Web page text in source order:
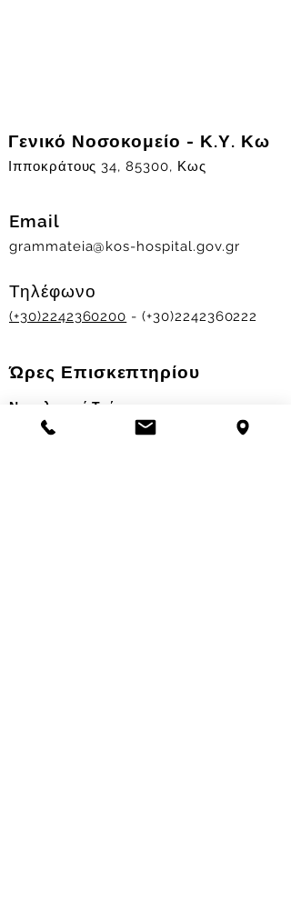
Γενικό Νοσοκομείο - Κ.Υ. Κω
Ιπποκράτους 34, 85300, Κως
Email
grammateia@kos-hospital.gov.gr
Τηλέφωνο
(+30)2242360200 - (+30)2242360222
Ώρες Επισκεπτηρίου
Νοσηλευτικά Τμήματα
Χειμερινό ωράριο: 11.00-13.00
17.30-19.30